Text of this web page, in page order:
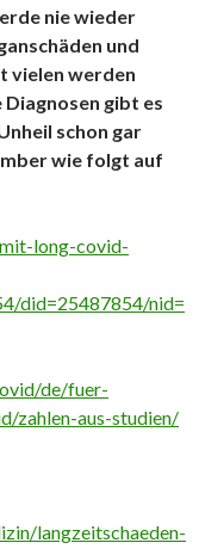
nie wieder
und
vielen werden
gibt es
schon gar
wie folgt auf
long-covid-
did=25487854/nid=
de/fuer-
zahlen-aus-studien/
langzeitschaeden-